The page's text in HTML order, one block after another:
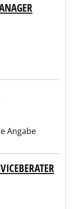
Angabe